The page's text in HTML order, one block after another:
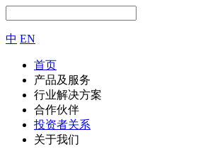
中 EN
首页
产品及服务
行业解决方案
合作伙伴
投资者关系
关于我们